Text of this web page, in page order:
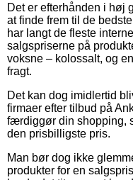
Det er efterhånden i høj
at finde frem til de
har langt de fleste
salgspriserne på
voksne – kolossalt, og
fragt.
Det kan dog imidlertid
firmaer efter tilbud på
færdiggør din shopping,
den prisbilligste pris.
Man bør dog ikke
produkter for en